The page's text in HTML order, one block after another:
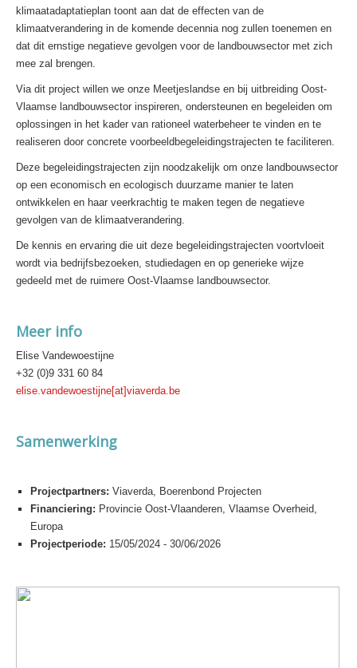
klimaatadaptatieplan toont aan dat de effecten van de
klimaatverandering in de komende decennia nog zullen toenemen en
dat dit ernstige negatieve gevolgen voor de landbouwsector met zich
mee zal brengen.
Via dit project willen we onze Meetjeslandse en bij uitbreiding Oost-
Vlaamse landbouwsector inspireren, ondersteunen en begeleiden om
oplossingen in het kader van rationeel waterbeheer te vinden en te
realiseren door concrete voorbeeldbegeleidingstrajecten te faciliteren.
Deze begeleidingstrajecten zijn noodzakelijk om onze landbouwsector
op een economisch en ecologisch duurzame manier te laten
ontwikkelen en haar veerkrachtig te maken tegen de negatieve
gevolgen van de klimaatverandering.
De kennis en ervaring die uit deze begeleidingstrajecten voortvloeit
wordt via bedrijfsbezoeken, studiedagen en op generieke wijze
gedeeld met de ruimere Oost-Vlaamse landbouwsector.
Meer info
Elise Vandewoestijne
+32 (0)9 331 60 84
elise.vandewoestijne[at]viaverda.be
Samenwerking
Projectpartners: Viaverda, Boerenbond Projecten
Financiering: Provincie Oost-Vlaanderen, Vlaamse Overheid,
Europa
Projectperiode: 15/05/2024 - 30/06/2026